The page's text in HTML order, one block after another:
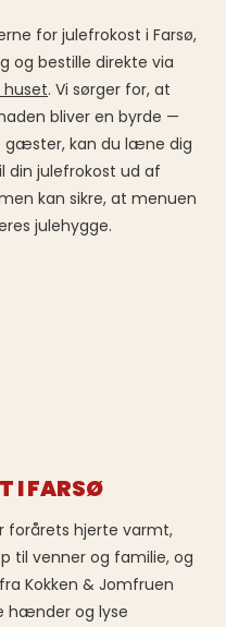
for julefrokost i Farsø,
og bestille direkte via
. Vi sørger for, at
bliver en byrde —
gæster, kan du læne dig
din julefrokost ud af
kan sikre, at menuen
julehygge.
I FARSØ
forårets hjerte varmt,
til venner og familie, og
Kokken & Jomfruen
hænder og lyse